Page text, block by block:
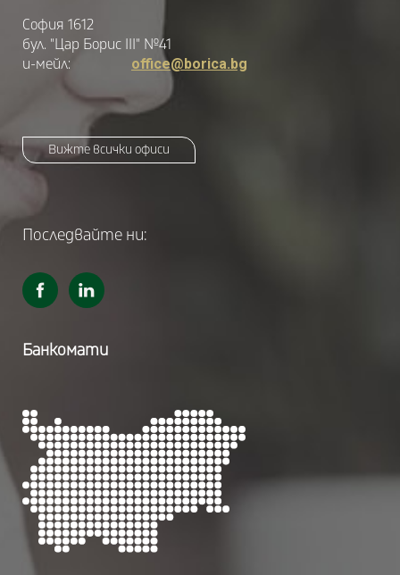
София 1612
бул. "Цар Борис III" №41
и-мейл:
office@borica.bg
Вижте всички офиси
Последвайте ни:
Банкомати